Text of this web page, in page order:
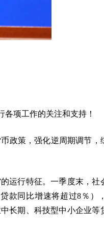
项工作的关注和支持！
政策，强化逆周期调节，
运行特征。一季度末，社
款同比增速将超过8％）
长期、科技型中小企业等